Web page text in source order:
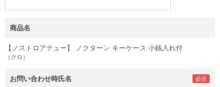
商品名
【ノストロアテュー】 ノクターン キーケース 小銭入れ付
（クロ）
お問い合わせ時氏名